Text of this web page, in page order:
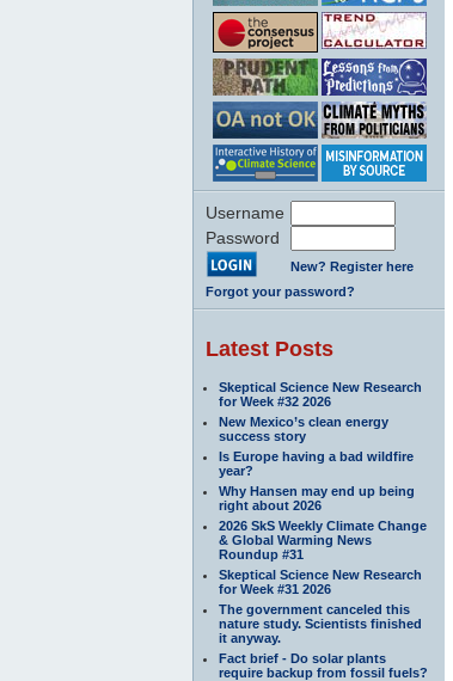
Username
Password
New? Register here
Forgot your password?
Latest Posts
Skeptical Science New Research
for Week #32 2026
New Mexico’s clean energy
success story
Is Europe having a bad wildfire
year?
Why Hansen may end up being
right about 2026
2026 SkS Weekly Climate Change
& Global Warming News
Roundup #31
Skeptical Science New Research
for Week #31 2026
The government canceled this
nature study. Scientists finished
it anyway.
Fact brief - Do solar plants
require backup from fossil fuels?